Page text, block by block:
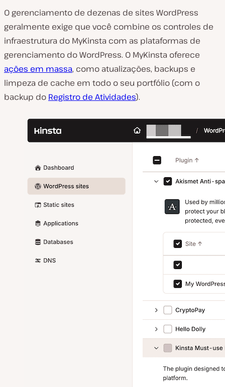
O gerenciamento de dezenas de sites WordPress
geralmente exige que você combine os controles de
infraestrutura do MyKinsta com as plataformas de
gerenciamento do WordPress. O MyKinsta oferece
ações em massa, como atualizações, backups e
limpeza de cache em todo o seu portfólio (com o
backup do Registro de Atividades).